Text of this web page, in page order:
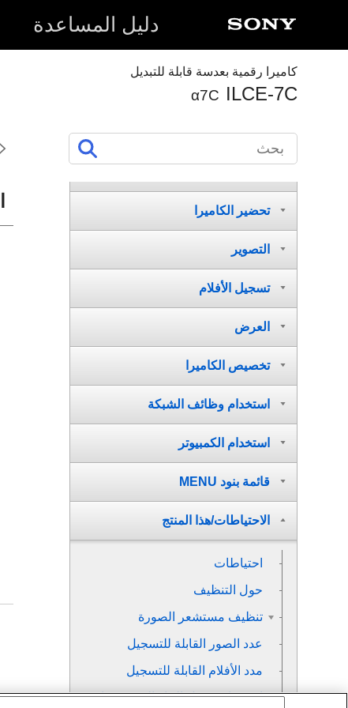
دليل المساعدة
كاميرا رقمية بعدسة قابلة للتبديل
ILCE-7C
α7C
كيفية استخدام «دليل المساعدة»
تحضير الكاميرا
التصوير
تسجيل الأفلام
العرض
تخصيص الكاميرا
استخدام وظائف الشبكة
استخدام الكمبيوتر
قائمة بنود MENU
الاحتياطات/هذا المنتج
احتياطات
حول التنظيف
تنظيف مستشعر الصورة
عدد الصور القابلة للتسجيل
مدد الأفلام القابلة للتسجيل
استخدام محول التيار المتردد/شاحن